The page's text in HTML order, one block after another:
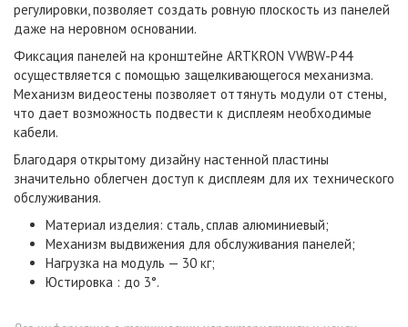
регулировки, позволяет создать ровную плоскость из панелей
даже на неровном основании.
Фиксация панелей на кронштейне ARTKRON VWBW-P44
осуществляется с помощью защелкивающегося механизма.
Механизм видеостены позволяет оттянуть модули от стены,
что дает возможность подвести к дисплеям необходимые
кабели.
Благодаря открытому дизайну настенной пластины
значительно облегчен доступ к дисплеям для их технического
обслуживания.
Материал изделия: сталь, сплав алюминиевый;
Механизм выдвижения для обслуживания панелей;
Нагрузка на модуль — 30 кг;
Юстировка : до 3°.